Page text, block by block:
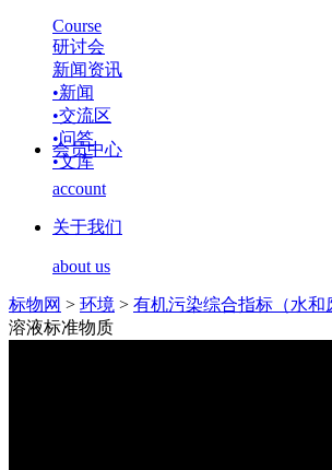
Course
研讨会
新闻资讯
•新闻
•交流区
•问答
•文库
会员中心
account
关于我们
about us
标物网 > 环境 > 有机污染综合指标（水和
溶液标准物质